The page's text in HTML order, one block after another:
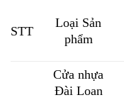
STT
Loại Sản
phẩm
Cửa nhựa
Đài Loan